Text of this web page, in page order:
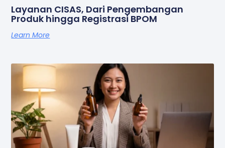
Layanan CISAS, Dari Pengembangan
Produk hingga Registrasi BPOM
Learn More